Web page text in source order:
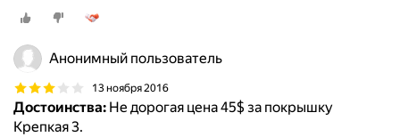
Анонимный пользователь
13 ноября 2016
Достоинства: Не дорогая цена 45$ за покрышку
Крепкая 3.